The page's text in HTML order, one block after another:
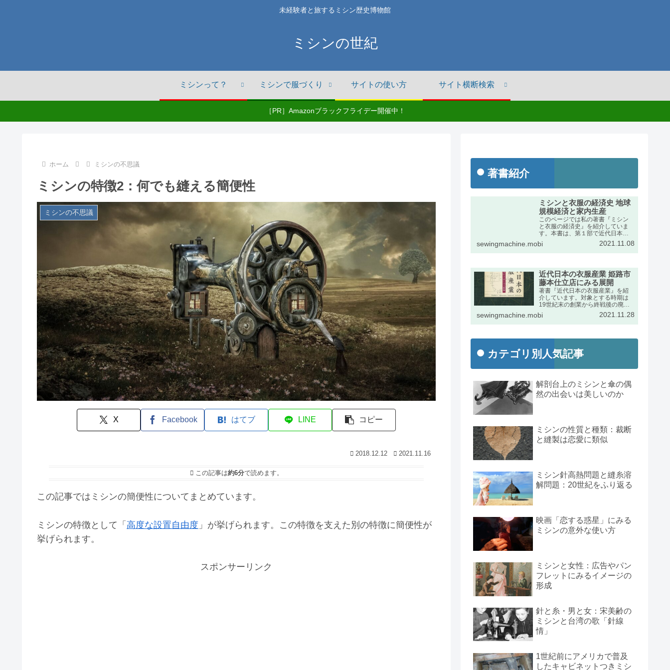
未経験者と旅するミシン歴史博物館
ミシンの世紀
ミシンって？ ミシンで服づくり サイトの使い方 サイト横断検索
［PR］Amazonブラックフライデー開催中！
ホーム ミシンの不思議
ミシンの特徴2：何でも縫える簡便性
ミシンの不思議
X Facebook はてブ LINE コピー
2018.12.12 2021.11.16
この記事は約6分で読めます。
この記事ではミシンの簡便性についてまとめています。
ミシンの特徴として「 高度な設置自由度 」が挙げられます。この特徴を支えた別の特徴に簡便性が
挙げられます。
スポンサーリンク
著書紹介
ミシンと衣服の経済史 地球
規模経済と家内生産
このページでは私の著書『ミシン
と衣服の経済史』を紹介していま
す。本書は、第１部で近代日本に
おけるミシンの輸入動向をふま
え、第２部で衣服産業の展開を述
べたものです。出版社のページの
sewingmachine.mobi 2021.11.08
近代日本の衣服産業 姫路市
藤本仕立店にみる展開
著書『近代日本の衣服産業』を紹
介しています。対象とする時期は
19世紀末の創業から終戦後の廃業
までの約半世紀です。兵庫県姫路
市の藤本家文書を手がかりに、近
代日本経済史の発展段階で特異な
しくまとめました。
sewingmachine.mobi 2021.11.28
カテゴリ別人気記事
解剖台上のミシンと傘の偶
然の出会いは美しいのか
ミシンの性質と種類：裁断
と縫製は恋愛に類似
ミシン針高熱問題と縫糸溶
解問題：20世紀をふり返る
映画「恋する惑星」にみる
ミシンの意外な使い方
ミシンと女性：広告やパン
フレットにみるイメージの
形成
針と糸・男と女：宋美齢の
ミシンと台湾の歌「針線
情」
1世紀前にアメリカで普及
したキャビネットつきミシ